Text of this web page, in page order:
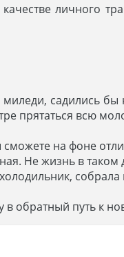
личного
садились
прятаться всю
на фоне
Не жизнь в
в обратный путь к